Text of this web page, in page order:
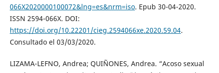
066X2020000100072&lng=es&nrm=iso. Epub 30-04-2020.
ISSN 2594-066X. DOI:
https://doi.org/10.22201/cieg.2594066xe.2020.59.04.
Consultado el 03/03/2020.
LIZAMA-LEFNO, Andrea; QUIÑONES, Andrea. “Acoso sexual